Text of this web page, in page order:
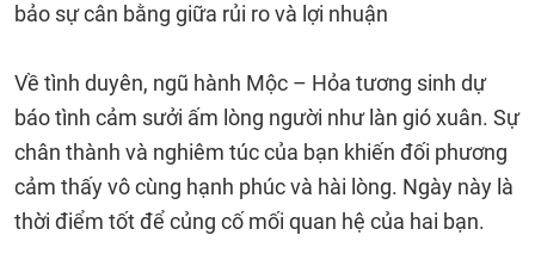
bảo sự cân bằng giữa rủi ro và lợi nhuận
Về tình duyên, ngũ hành Mộc – Hỏa tương sinh dự
báo tình cảm sưởi ấm lòng người như làn gió xuân. Sự
chân thành và nghiêm túc của bạn khiến đối phương
cảm thấy vô cùng hạnh phúc và hài lòng. Ngày này là
thời điểm tốt để củng cố mối quan hệ của hai bạn.